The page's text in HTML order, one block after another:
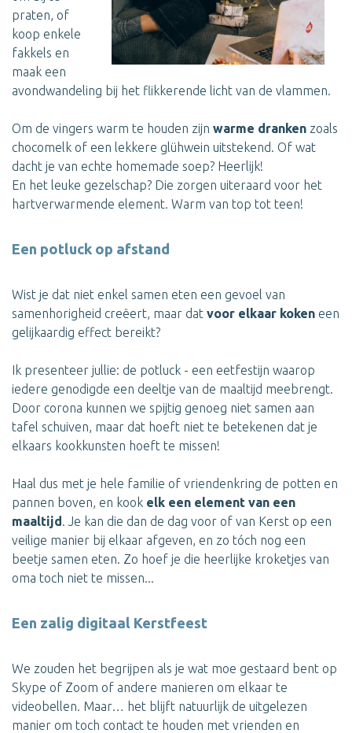
praten, of
koop enkele
fakkels en
maak een
avondwandeling bij het flikkerende licht van de vlammen.
Om de vingers warm te houden zijn warme dranken zoals
chocomelk of een lekkere glühwein uitstekend. Of wat
dacht je van echte homemade soep? Heerlijk!
En het leuke gezelschap? Die zorgen uiteraard voor het
hartverwarmende element. Warm van top tot teen!
Een potluck op afstand
Wist je dat niet enkel samen eten een gevoel van
samenhorigheid creëert, maar dat voor elkaar koken een
gelijkaardig effect bereikt?
Ik presenteer jullie: de potluck - een eetfestijn waarop
iedere genodigde een deeltje van de maaltijd meebrengt.
Door corona kunnen we spijtig genoeg niet samen aan
tafel schuiven, maar dat hoeft niet te betekenen dat je
elkaars kookkunsten hoeft te missen!
Haal dus met je hele familie of vriendenkring de potten en
pannen boven, en kook elk een element van een
maaltijd. Je kan die dan de dag voor of van Kerst op een
veilige manier bij elkaar afgeven, en zo tóch nog een
beetje samen eten. Zo hoef je die heerlijke kroketjes van
oma toch niet te missen...
Een zalig digitaal Kerstfeest
We zouden het begrijpen als je wat moe gestaard bent op
Skype of Zoom of andere manieren om elkaar te
videobellen. Maar… het blijft natuurlijk de uitgelezen
manier om toch contact te houden met vrienden en